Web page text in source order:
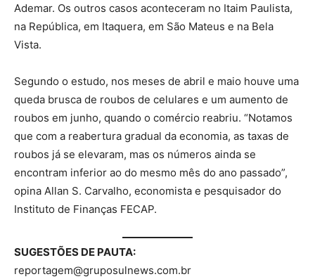
Ademar. Os outros casos aconteceram no Itaim Paulista,
na República, em Itaquera, em São Mateus e na Bela
Vista.
Segundo o estudo, nos meses de abril e maio houve uma
queda brusca de roubos de celulares e um aumento de
roubos em junho, quando o comércio reabriu. “Notamos
que com a reabertura gradual da economia, as taxas de
roubos já se elevaram, mas os números ainda se
encontram inferior ao do mesmo mês do ano passado”,
opina Allan S. Carvalho, economista e pesquisador do
Instituto de Finanças FECAP.
SUGESTÕES DE PAUTA:
reportagem@gruposulnews.com.br